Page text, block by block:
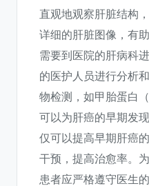
直观地观察肝脏结构
详细的肝脏图像，有
需要到医院的肝病科
的医护人员进行分析
物检测，如甲胎蛋白
可以为肝癌的早期发
仅可以提高早期肝癌
干预，提高治愈率。
患者应严格遵守医生